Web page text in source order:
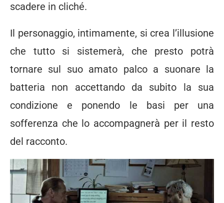
scadere in cliché.
Il personaggio, intimamente, si crea l’illusione
che tutto si sistemerà, che presto potrà
tornare sul suo amato palco a suonare la
batteria non accettando da subito la sua
condizione e ponendo le basi per una
sofferenza che lo accompagnerà per il resto
del racconto.